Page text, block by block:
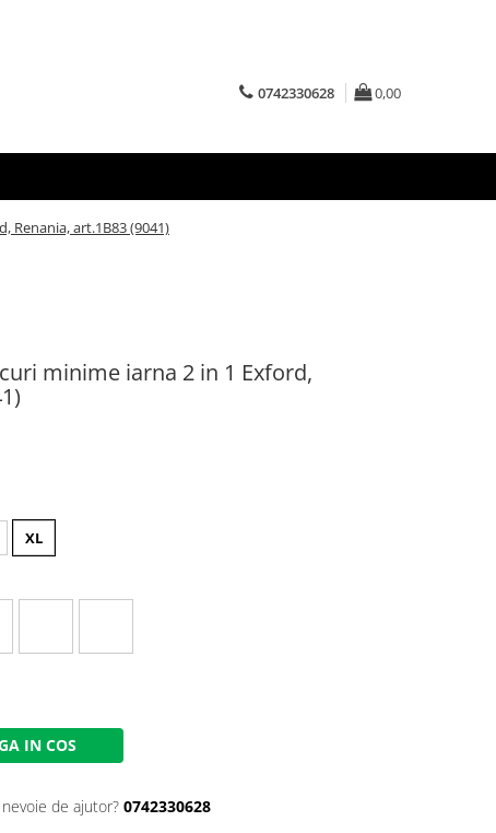
0742330628 0,00
Renania, art.1B83 (9041)
minime iarna 2 in 1 Exford,
XL
IN COS
de ajutor? 0742330628